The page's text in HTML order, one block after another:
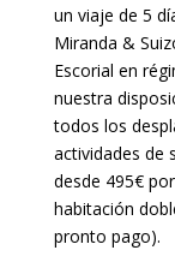
un viaje de 5
Miranda &
Escorial en
nuestra
todos los
actividades de
desde 495€
habitación
pronto pago).